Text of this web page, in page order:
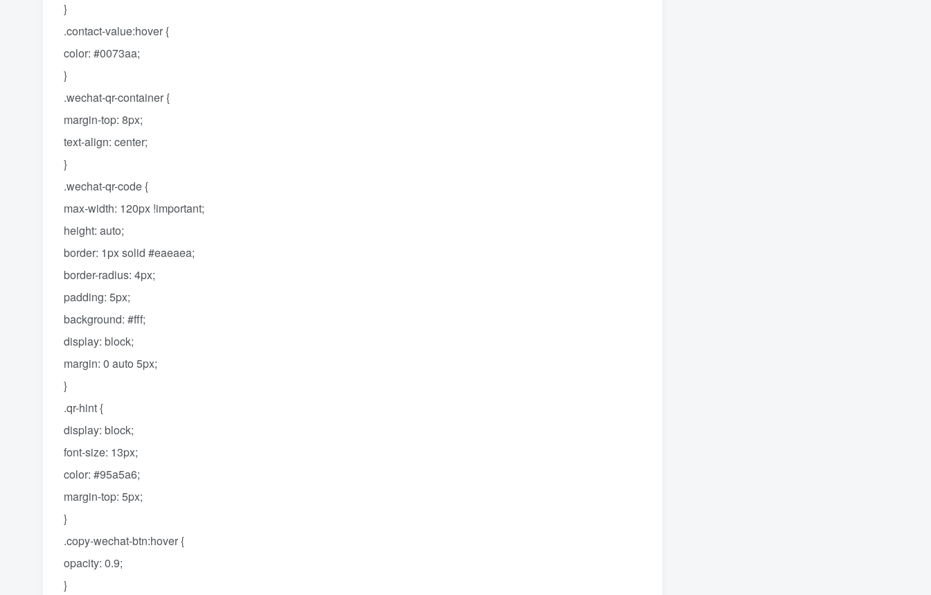
}
.contact-value:hover {
color: #0073aa;
}
.wechat-qr-container {
margin-top: 8px;
text-align: center;
}
.wechat-qr-code {
max-width: 120px !important;
height: auto;
border: 1px solid #eaeaea;
border-radius: 4px;
padding: 5px;
background: #fff;
display: block;
margin: 0 auto 5px;
}
.qr-hint {
display: block;
font-size: 13px;
color: #95a5a6;
margin-top: 5px;
}
.copy-wechat-btn:hover {
opacity: 0.9;
}